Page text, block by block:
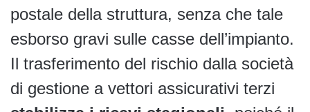
postale della struttura, senza che tale
esborso gravi sulle casse dell’impianto.
Il trasferimento del rischio dalla società
di gestione a vettori assicurativi terzi